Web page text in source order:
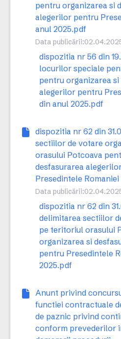
pentru organizarea si
alegerilor pentru
anul 2025.pdf
Data publicării:
dispozitia nr 56 din
locurilor speciale
pentru organizarea si
alegerilor pentru
din anul 2025.pdf
dispozitia nr 62 din
sectiilor de votare
orasului Potcoava
desfasurarea
Presedintele
Data publicării:
dispozitia nr 62 din
delimitarea sectiilor
pe teritoriul orasului
organizarea si
pentru Presedintele
2025.pdf
Anunt privind
functiei contractuale
de paznic privind
conform prevederilor